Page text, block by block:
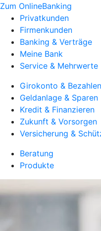
Zum OnlineBanking
Privatkunden
Firmenkunden
Banking & Verträge
Meine Bank
Service & Mehrwerte
Girokonto & Bezahlen
Geldanlage & Sparen
Kredit & Finanzieren
Zukunft & Vorsorgen
Versicherung &
Beratung
Produkte